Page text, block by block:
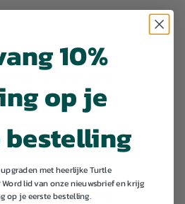
€
4 werkdagen
€
boven 59 €
10%
op je
bestelling
met heerlijke Turtle
lid van onze nieuwsbrief en krijg
op je eerste bestelling.